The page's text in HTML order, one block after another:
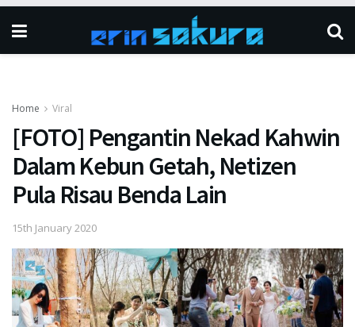
Home Viral
[FOTO] Pengantin Nekad Kahwin
Dalam Kebun Getah, Netizen
Pula Risau Benda Lain
15th January 2020